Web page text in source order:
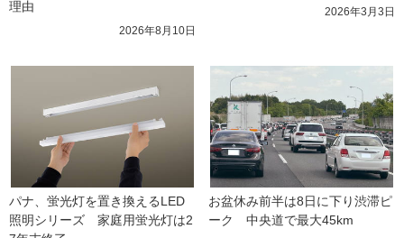
理由
2026年8月10日
2026年3月3日
パナ、蛍光灯を置き換えるLED
照明シリーズ　家庭用蛍光灯は2
お盆休み前半は8日に下り渋滞ピ
ーク　中央道で最大45km